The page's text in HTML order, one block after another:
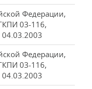
Федерации,
03-116,
04.03.2003
Федерации,
03-116,
04.03.2003